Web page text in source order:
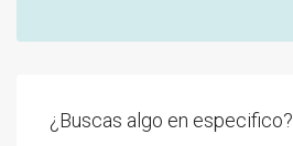
¿Buscas algo en especifico?